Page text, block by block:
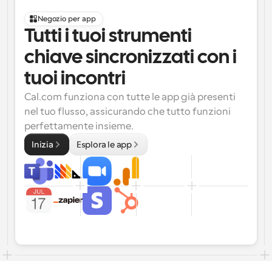
Negozio per app
Tutti i tuoi strumenti
chiave sincronizzati con i
tuoi incontri
Cal.com funziona con tutte le app già presenti
nel tuo flusso, assicurando che tutto funzioni
perfettamente insieme.
Inizia Esplora le app